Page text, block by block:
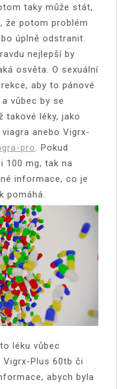
taky může stát,
že potom problém
úplně odstranit.
nejlepší by
osvěta. O sexuální
aby to pánové
vůbec by se
takové léky, jako
anebo Vigrx-
pro. Pokud
100 mg, tak na
informace, co je
pomáhá.
léku vůbec
Plus 60tb či
abych byla